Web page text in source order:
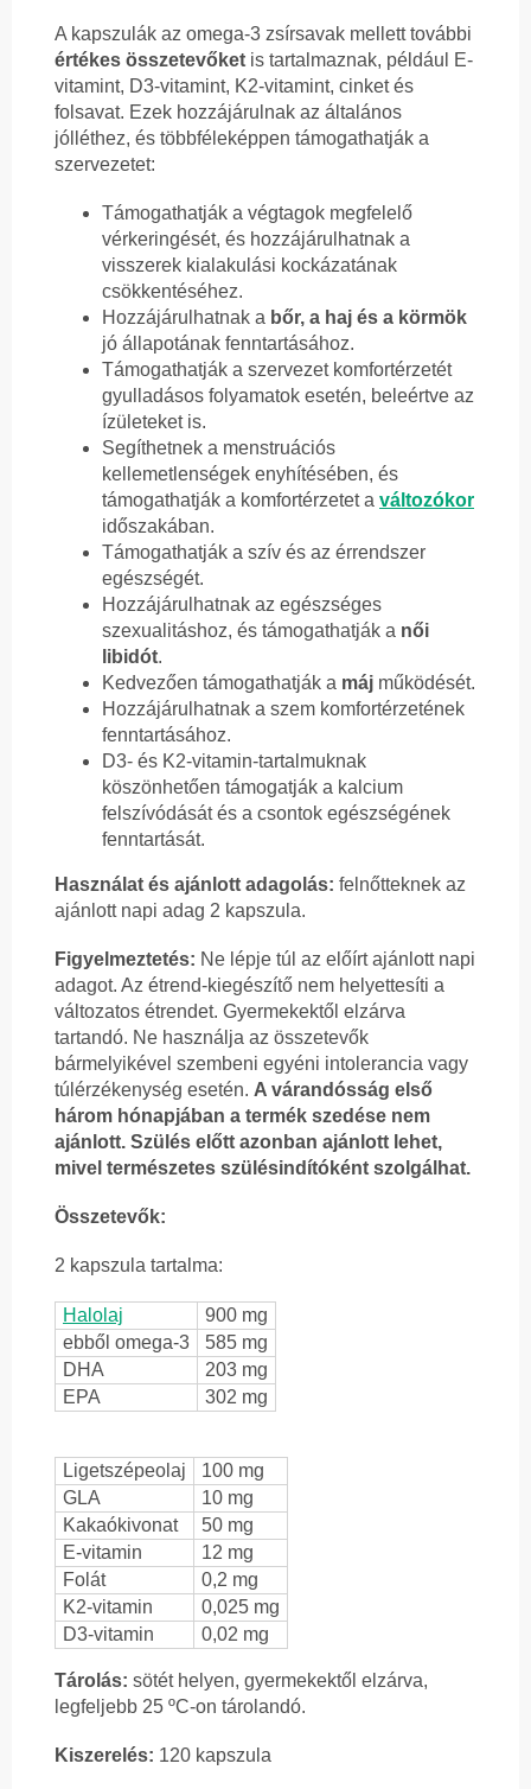
A kapszulák az omega-3 zsírsavak mellett további
értékes összetevőket is tartalmaznak, például E-
vitamint, D3-vitamint, K2-vitamint, cinket és
folsavat. Ezek hozzájárulnak az általános
jólléthez, és többféleképpen támogathatják a
szervezetet:
Támogathatják a végtagok megfelelő
vérkeringését, és hozzájárulhatnak a
visszerek kialakulási kockázatának
csökkentéséhez.
Hozzájárulhatnak a bőr, a haj és a körmök
jó állapotának fenntartásához.
Támogathatják a szervezet komfortérzetét
gyulladásos folyamatok esetén, beleértve az
ízületeket is.
Segíthetnek a menstruációs
kellemetlenségek enyhítésében, és
támogathatják a komfortérzetet a változókor
időszakában.
Támogathatják a szív és az érrendszer
egészségét.
Hozzájárulhatnak az egészséges
szexualitáshoz, és támogathatják a női
libidót.
Kedvezően támogathatják a máj működését.
Hozzájárulhatnak a szem komfortérzetének
fenntartásához.
D3- és K2-vitamin-tartalmuknak
köszönhetően támogatják a kalcium
felszívódását és a csontok egészségének
fenntartását.
Használat és ajánlott adagolás: felnőtteknek az
ajánlott napi adag 2 kapszula.
Figyelmeztetés: Ne lépje túl az előírt ajánlott napi
adagot. Az étrend-kiegészítő nem helyettesíti a
változatos étrendet. Gyermekektől elzárva
tartandó. Ne használja az összetevők
bármelyikével szembeni egyéni intolerancia vagy
túlérzékenység esetén. A várandósság első
három hónapjában a termék szedése nem
ajánlott. Szülés előtt azonban ajánlott lehet,
mivel természetes szülésindítóként szolgálhat.
Összetevők:
2 kapszula tartalma:
Halolaj
900 mg
ebből omega-3
585 mg
DHA
203 mg
EPA
302 mg
Ligetszépeolaj
100 mg
GLA
10 mg
Kakaókivonat
50 mg
E-vitamin
12 mg
Folát
0,2 mg
K2-vitamin
0,025 mg
D3-vitamin
0,02 mg
Tárolás: sötét helyen, gyermekektől elzárva,
legfeljebb 25 ºC-on tárolandó.
Kiszerelés: 120 kapszula